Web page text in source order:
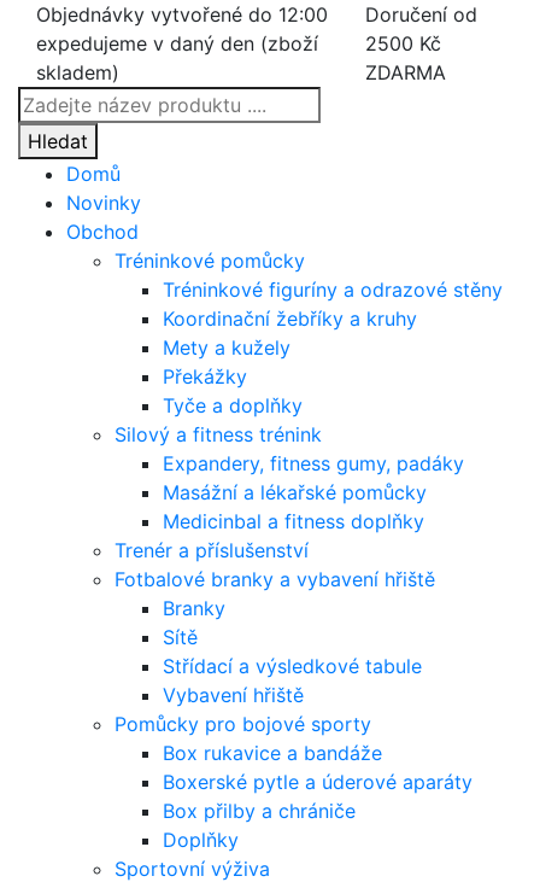
Objednávky vytvořené do 12:00
expedujeme v daný den (zboží
skladem)
Doručení od
2500 Kč
ZDARMA
Products
search
Hledat
Domů
Novinky
Obchod
Tréninkové pomůcky
Tréninkové figuríny a odrazové stěny
Koordinační žebříky a kruhy
Mety a kužely
Překážky
Tyče a doplňky
Silový a fitness trénink
Expandery, fitness gumy, padáky
Masážní a lékařské pomůcky
Medicinbal a fitness doplňky
Trenér a příslušenství
Fotbalové branky a vybavení hřiště
Branky
Sítě
Střídací a výsledkové tabule
Vybavení hřiště
Pomůcky pro bojové sporty
Box rukavice a bandáže
Boxerské pytle a úderové aparáty
Box přilby a chrániče
Doplňky
Sportovní výživa